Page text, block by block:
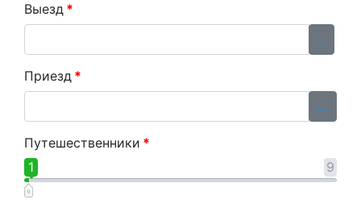
Выезд *
...
Приезд *
...
Путешественники *
9
1